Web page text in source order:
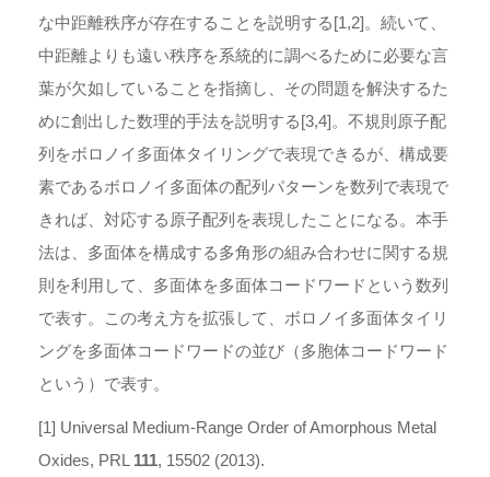
な中距離秩序が存在することを説明する[1,2]。続いて、
中距離よりも遠い秩序を系統的に調べるために必要な言
葉が欠如していることを指摘し、その問題を解決するた
めに創出した数理的手法を説明する[3,4]。不規則原子配
列をボロノイ多面体タイリングで表現できるが、構成要
素であるボロノイ多面体の配列パターンを数列で表現で
きれば、対応する原子配列を表現したことになる。本手
法は、多面体を構成する多角形の組み合わせに関する規
則を利用して、多面体を多面体コードワードという数列
で表す。この考え方を拡張して、ボロノイ多面体タイリ
ングを多面体コードワードの並び（多胞体コードワード
という）で表す。
[1] Universal Medium-Range Order of Amorphous Metal
Oxides, PRL 111, 15502 (2013).